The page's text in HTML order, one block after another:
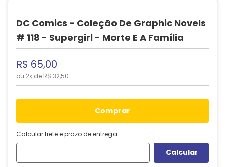
DC Comics - Coleção De Graphic Novels
# 118 - Supergirl - Morte E A Família
R$ 65,00
ou 2x de R$ 32,50
comprar
Calcular frete e prazo de entrega